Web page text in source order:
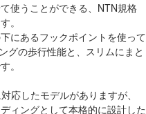
使うことができる、NTN規格
。
にあるフックポイントを使って
グの歩行性能と、スリムにまと
。
応したモデルがありますが、
ィングとして本格的に設計した